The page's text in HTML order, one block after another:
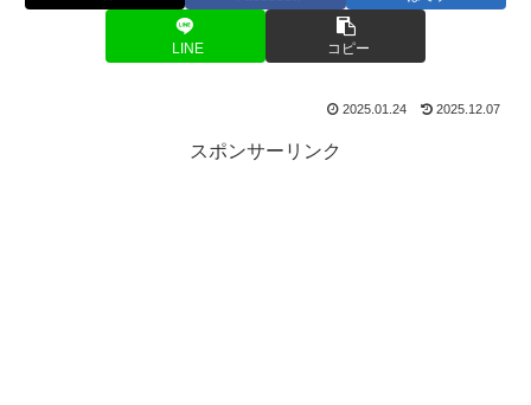
LINE コピー
2025.01.24 2025.12.07
スポンサーリンク